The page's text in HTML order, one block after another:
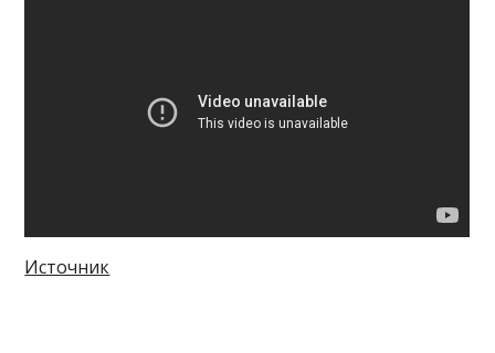
Источник